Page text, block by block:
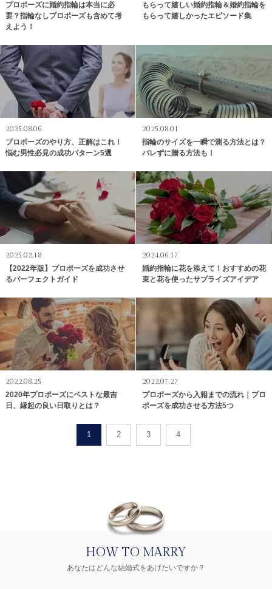
プロポーズに婚約指輪は本当に必
要？指輪なしプロポーズも含めて考
えよう！
もらって嬉しい婚約指輪＆婚約指輪を
もらって嬉しかったエピソード集
2025.08.06
プロポーズのやり方、正解はこれ！
悩む男性必見の成功パターン5選
2025.08.01
指輪のサイズを一瞬で測る方法とは？
バレずに贈る方法も！
2025.02.18
【2022年版】プロポーズを成功させ
るパーフェクトガイド
2024.06.17
婚約指輪に花を添えて！おすすめの花
束と花を使ったサプライズアイデア
2022.08.25
2020年プロポーズにベストな最吉
日、縁起の良い日取りとは？
2022.07.27
プロポーズから入籍までの流れ｜プロ
ポーズを成功させる方法5つ
1 2 3 4
HOW TO MARRY
あなたはどんな結婚式をあげたいですか？